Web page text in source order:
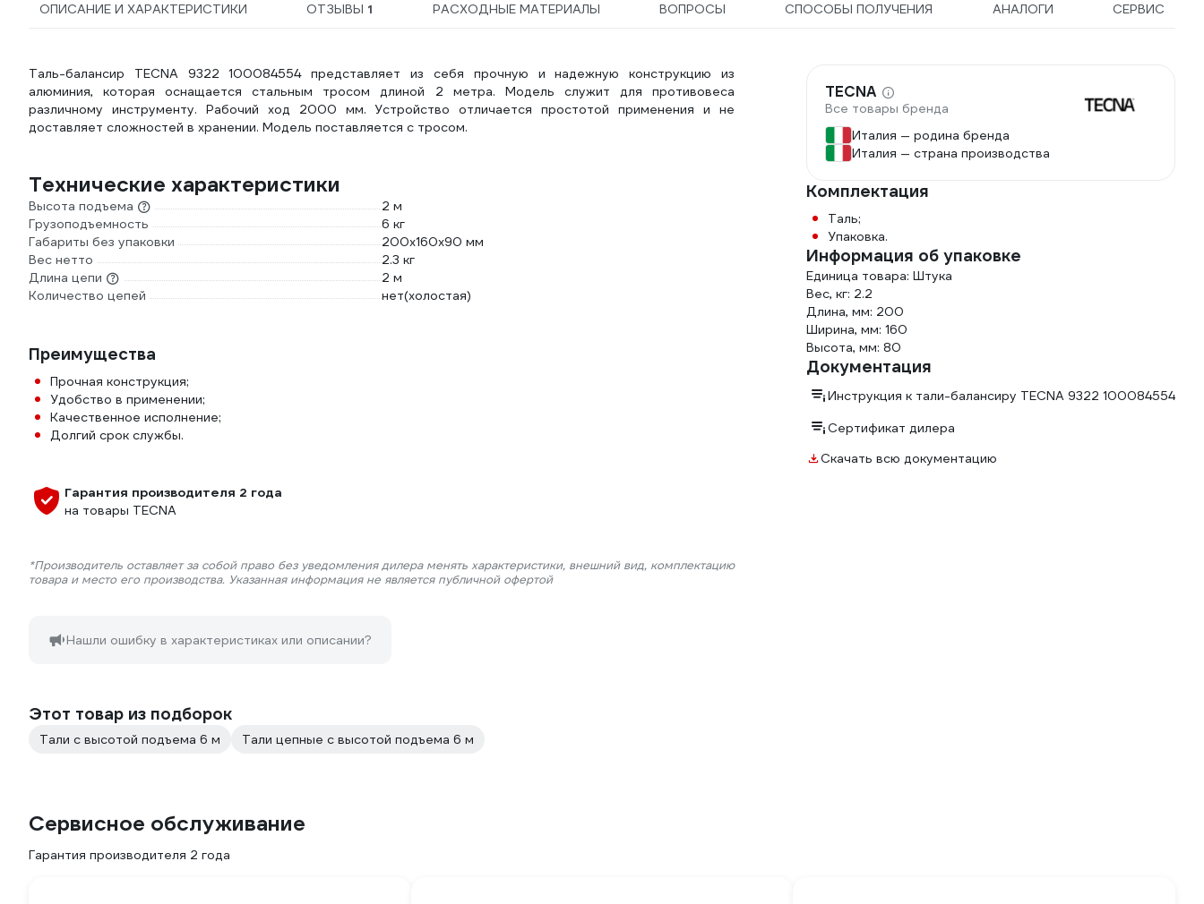
ОПИСАНИЕ И ХАРАКТЕРИСТИКИ ОТЗЫВЫ 1 РАСХОДНЫЕ МАТЕРИАЛЫ ВОПРОСЫ СПОСОБЫ ПОЛУЧЕНИЯ АНАЛОГИ СЕРВИС
Таль-балансир TECNA 9322 100084554 представляет из себя прочную и надежную конструкцию из
алюминия, которая оснащается стальным тросом длиной 2 метра. Модель служит для противовеса
различному инструменту. Рабочий ход 2000 мм. Устройство отличается простотой применения и не
доставляет сложностей в хранении. Модель поставляется с тросом.
Технические характеристики
Высота подъема
2 м
Грузоподъемность
6 кг
Габариты без упаковки
200х160х90 мм
Вес нетто
2.3 кг
Длина цепи
2 м
Количество цепей
нет(холостая)
Преимущества
Прочная конструкция;
Удобство в применении;
Качественное исполнение;
Долгий срок службы.
Гарантия производителя 2 года
на товары TECNA
*Производитель оставляет за собой право без уведомления дилера менять характеристики, внешний вид, комплектацию
товара и место его производства. Указанная информация не является публичной офертой
Нашли ошибку в характеристиках или описании?
TECNA
Все товары бренда
Италия — родина бренда
Италия — страна производства
Комплектация
Таль;
Упаковка.
Информация об упаковке
Единица товара: Штука
Вес, кг: 2.2
Длина, мм: 200
Ширина, мм: 160
Высота, мм: 80
Документация
Инструкция к тали-балансиру TECNA 9322 100084554
Сертификат дилера
Скачать всю документацию
Этот товар из подборок
Тали с высотой подъема 6 м Тали цепные с высотой подъема 6 м
Сервисное обслуживание
Гарантия производителя 2 года